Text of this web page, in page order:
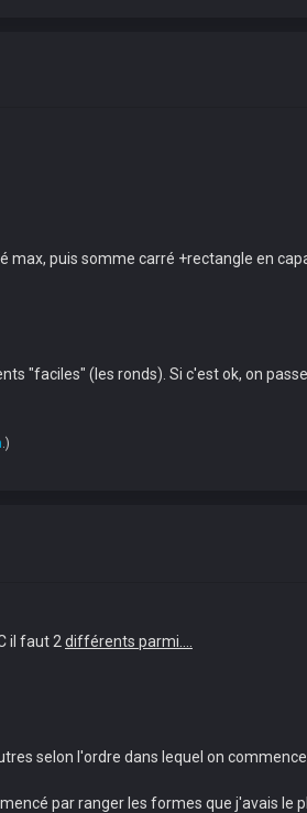
max, puis somme carré +rectangle en
"faciles" (les ronds). Si c'est ok, on
.)
il faut 2 différents parmi....
selon l'ordre dans lequel on
par ranger les formes que j'avais le